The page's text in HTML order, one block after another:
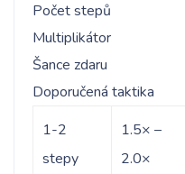
Počet stepů
Multiplikátor
Šance zdaru
Doporučená taktika
1-2
stepy
1.5× –
2.0×